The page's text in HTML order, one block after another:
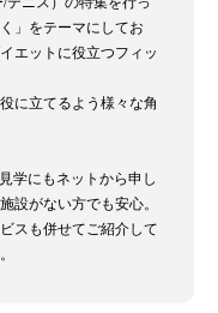
」をテーマにしてお
エットに役立つフィッ
に立てるよう様々な角
学にもネットから申し
設がない方でも安心。
スも併せてご紹介して